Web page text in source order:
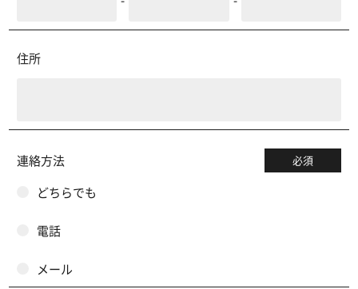
住所
連絡方法 必須
どちらでも
電話
メール